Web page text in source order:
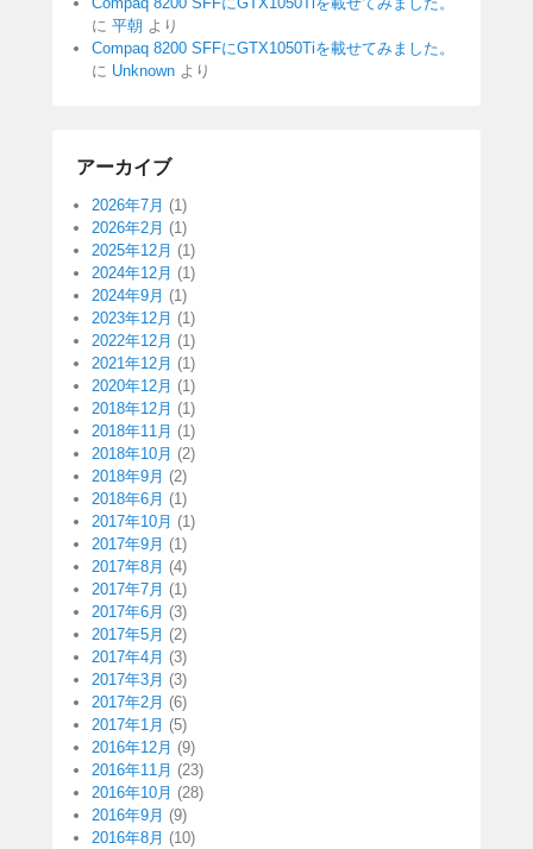
に 平朝 より
Compaq 8200 SFFにGTX1050Tiを載せてみました。
に Unknown より
アーカイブ
2026年7月 (1)
2026年2月 (1)
2025年12月 (1)
2024年12月 (1)
2024年9月 (1)
2023年12月 (1)
2022年12月 (1)
2021年12月 (1)
2020年12月 (1)
2018年12月 (1)
2018年11月 (1)
2018年10月 (2)
2018年9月 (2)
2018年6月 (1)
2017年10月 (1)
2017年9月 (1)
2017年8月 (4)
2017年7月 (1)
2017年6月 (3)
2017年5月 (2)
2017年4月 (3)
2017年3月 (3)
2017年2月 (6)
2017年1月 (5)
2016年12月 (9)
2016年11月 (23)
2016年10月 (28)
2016年9月 (9)
2016年8月 (10)